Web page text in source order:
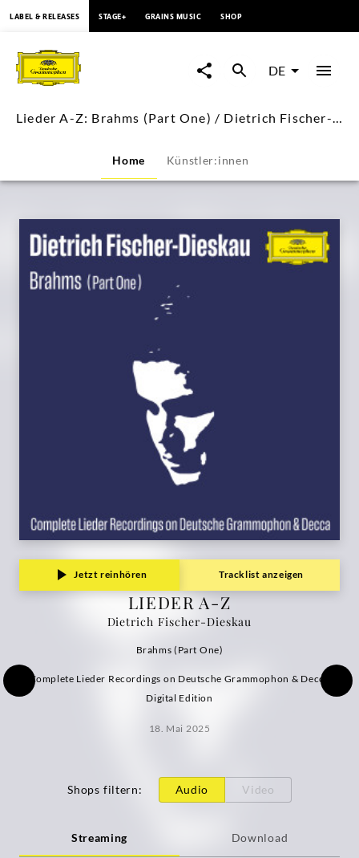
A-
Z:
(Part
One)
LABEL & RELEASES STAGE+ GRAINS MUSIC SHOP
DE
Lieder A-Z: Brahms (Part One) / Dietrich Fischer-Dieskau
Home Künstler:innen
Jetzt reinhören Tracklist anzeigen
LIEDER A-Z
Dietrich Fischer-Dieskau
Brahms (Part One)
Complete Lieder Recordings on Deutsche Grammophon & Decca
Digital Edition
18. Mai 2025
Shops filtern: Audio Video
Streaming Download